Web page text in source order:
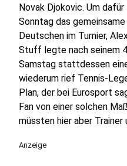
Novak Djokovic. Um
Sonntag das
Deutschen im Turnier,
Stuff legte nach seinem
Samstag stattdessen
wiederum rief Tennis-
Plan, der bei Eurosport
Fan von einer solchen
müssten hier aber
Anzeige